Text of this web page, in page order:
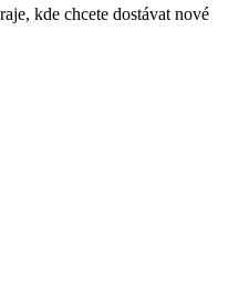
kde chcete dostávat nové